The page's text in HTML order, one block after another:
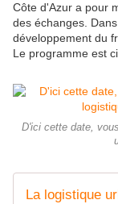
Côte d'Azur a pour
des échanges.
développement du
Le programme est
D'ici cette date,